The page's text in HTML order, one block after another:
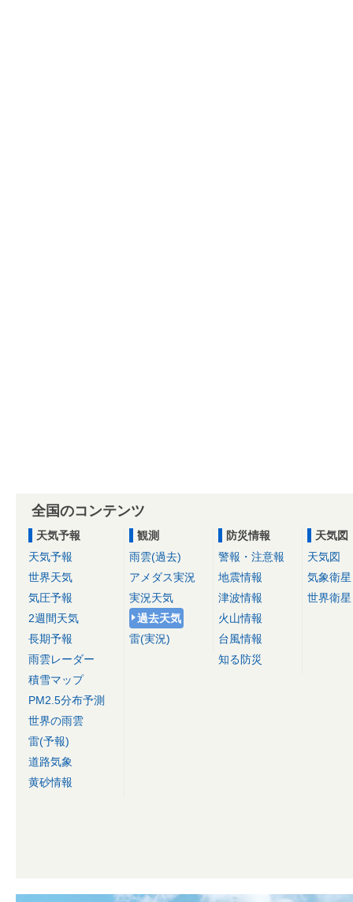
全国のコンテンツ
天気予報
天気予報
世界天気
気圧予報
2週間天気
長期予報
雨雲レーダー
積雪マップ
PM2.5分布予測
世界の雨雲
雷(予報)
道路気象
黄砂情報
観測
雨雲(過去)
アメダス実況
実況天気
過去天気
雷(実況)
防災情報
警報・注意報
地震情報
津波情報
火山情報
台風情報
知る防災
天気図
天気図
気象衛星
世界衛星